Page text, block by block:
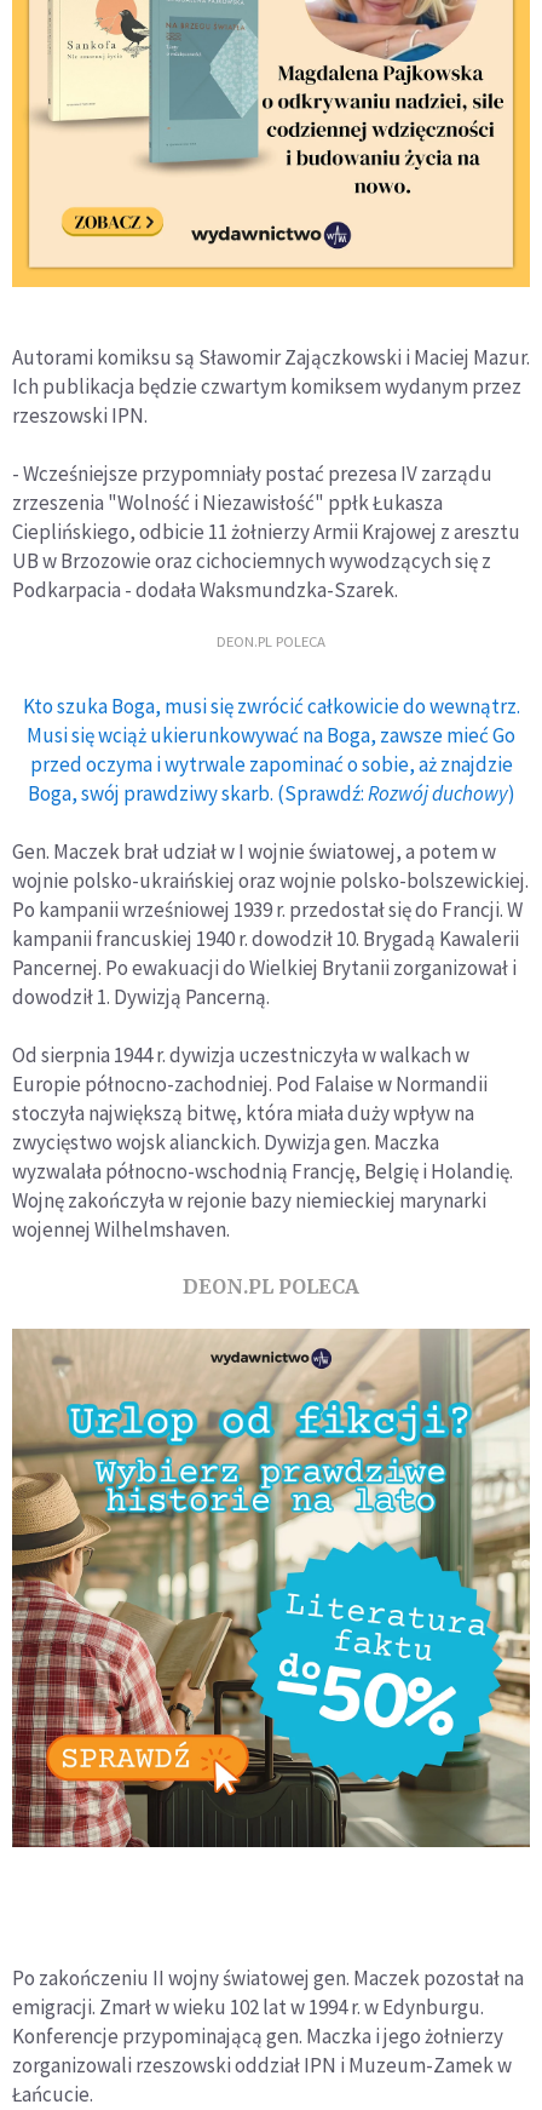
Autorami komiksu są Sławomir Zajączkowski i Maciej Mazur.
Ich publikacja będzie czwartym komiksem wydanym przez
rzeszowski IPN.
- Wcześniejsze przypomniały postać prezesa IV zarządu
zrzeszenia "Wolność i Niezawisłość" ppłk Łukasza
Cieplińskiego, odbicie 11 żołnierzy Armii Krajowej z aresztu
UB w Brzozowie oraz cichociemnych wywodzących się z
Podkarpacia - dodała Waksmundzka-Szarek.
DEON.PL POLECA
Kto szuka Boga, musi się zwrócić całkowicie do wewnątrz.
Musi się wciąż ukierunkowywać na Boga, zawsze mieć Go
przed oczyma i wytrwale zapominać o sobie, aż znajdzie
Boga, swój prawdziwy skarb. (Sprawdź:Rozwój duchowy)
Gen. Maczek brał udział w I wojnie światowej, a potem w
wojnie polsko-ukraińskiej oraz wojnie polsko-bolszewickiej.
Po kampanii wrześniowej 1939 r. przedostał się do Francji. W
kampanii francuskiej 1940 r. dowodził 10. Brygadą Kawalerii
Pancernej. Po ewakuacji do Wielkiej Brytanii zorganizował i
dowodził 1. Dywizją Pancerną.
Od sierpnia 1944 r. dywizja uczestniczyła w walkach w
Europie północno-zachodniej. Pod Falaise w Normandii
stoczyła największą bitwę, która miała duży wpływ na
zwycięstwo wojsk alianckich. Dywizja gen. Maczka
wyzwalała północno-wschodnią Francję, Belgię i Holandię.
Wojnę zakończyła w rejonie bazy niemieckiej marynarki
wojennej Wilhelmshaven.
DEON.PL POLECA
Po zakończeniu II wojny światowej gen. Maczek pozostał na
emigracji. Zmarł w wieku 102 lat w 1994 r. w Edynburgu.
Konferencje przypominającą gen. Maczka i jego żołnierzy
zorganizowali rzeszowski oddział IPN i Muzeum-Zamek w
Łańcucie.